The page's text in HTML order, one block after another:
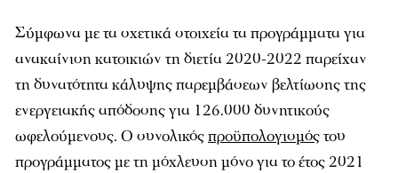
Σύμφωνα με τα σχετικά στοιχεία τα προγράμματα για
ανακαίνιση κατοικιών τη διετία 2020-2022 παρείχαν
τη δυνατότητα κάλυψης παρεμβάσεων βελτίωσης της
ενεργειακής απόδοσης για 126.000 δυνητικούς
ωφελούμενους. Ο συνολικόςπροϋπολογισμόςτου
προγράμματος με τη μόχλευση μόνο για το έτος 2021